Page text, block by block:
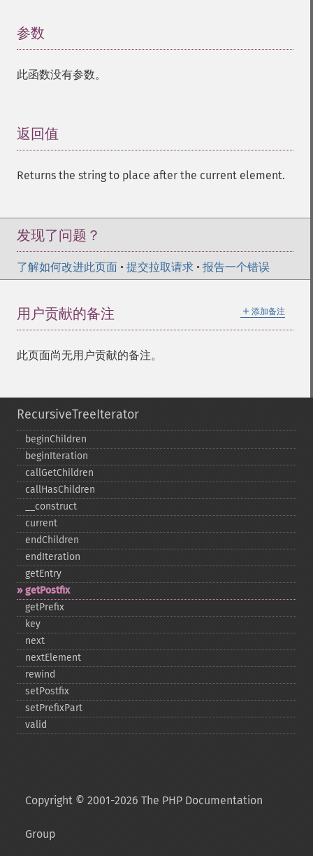
参数
此函数没有参数。
返回值
Returns the string to place after the current element.
发现了问题？
了解如何改进此页面 • 提交拉取请求 • 报告一个错误
＋ 添加备注
用户贡献的备注
此页面尚无用户贡献的备注。
RecursiveTreeIterator
beginChildren
beginIteration
callGetChildren
callHasChildren
_​_​construct
current
endChildren
endIteration
getEntry
getPostfix
getPrefix
key
next
nextElement
rewind
setPostfix
setPrefixPart
valid
Copyright © 2001-2026 The PHP Documentation
Group